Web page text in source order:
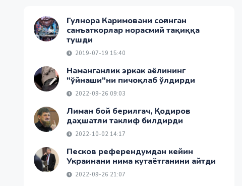
Гулнора Каримовани соғинган
санъаткорлар норасмий тақиққа
тушди
2019-07-19 15:40
Наманганлик эркак аёлининг
"ўйнаши"ни пичоқлаб ўлдирди
2022-09-26 09:03
Лиман бой берилгач, Қодиров
даҳшатли таклиф билдирди
2022-10-02 14:17
Песков референдумдан кейин
Украинани нима кутаётганини айтди
2022-09-26 21:07